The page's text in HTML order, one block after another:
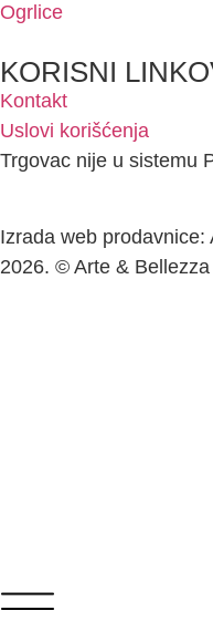
Ogrlice
KORISNI
Kontakt
Uslovi korišćenja
Trgovac nije u sistemu
Izrada web prodavnice:
2026. © Arte &